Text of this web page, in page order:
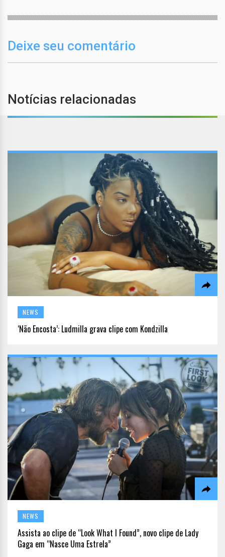
Deixe seu comentário
Notícias relacionadas
NEWS
‘Não Encosta’: Ludmilla grava clipe com Kondzilla
NEWS
Assista ao clipe de “Look What I Found”, novo clipe de Lady
Gaga em “Nasce Uma Estrela”